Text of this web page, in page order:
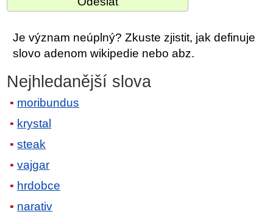
Je význam neúplný? Zkuste zjistit, jak definuje
slovo adenom wikipedie nebo abz.
Nejhledanější slova
moribundus
krystal
steak
vajgar
hrdobce
narativ